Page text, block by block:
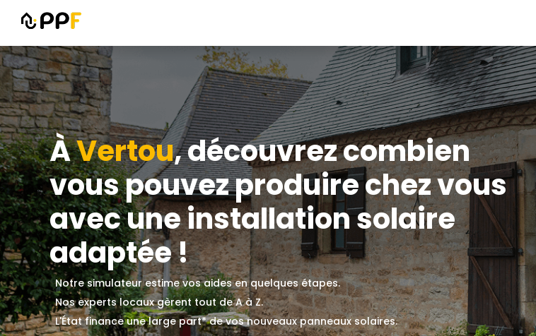
ÀVertou, découvrez combien
vous pouvez produire chez vous
avec une installation solaire
adaptée !
Notre simulateur estime vos aides en quelques étapes.
Nos experts locaux gèrent tout de A à Z.
L'État finance une large part* de vos nouveaux panneaux solaires.